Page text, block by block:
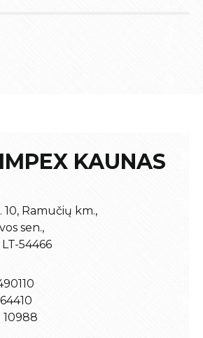
KAUNAS
10, Ramučių km.,
sen.,
54466
10988